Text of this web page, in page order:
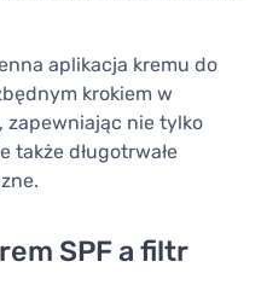
aplikacja kremu do
krokiem w
zapewniając nie tylko
także długotrwałe
SPF a filtr